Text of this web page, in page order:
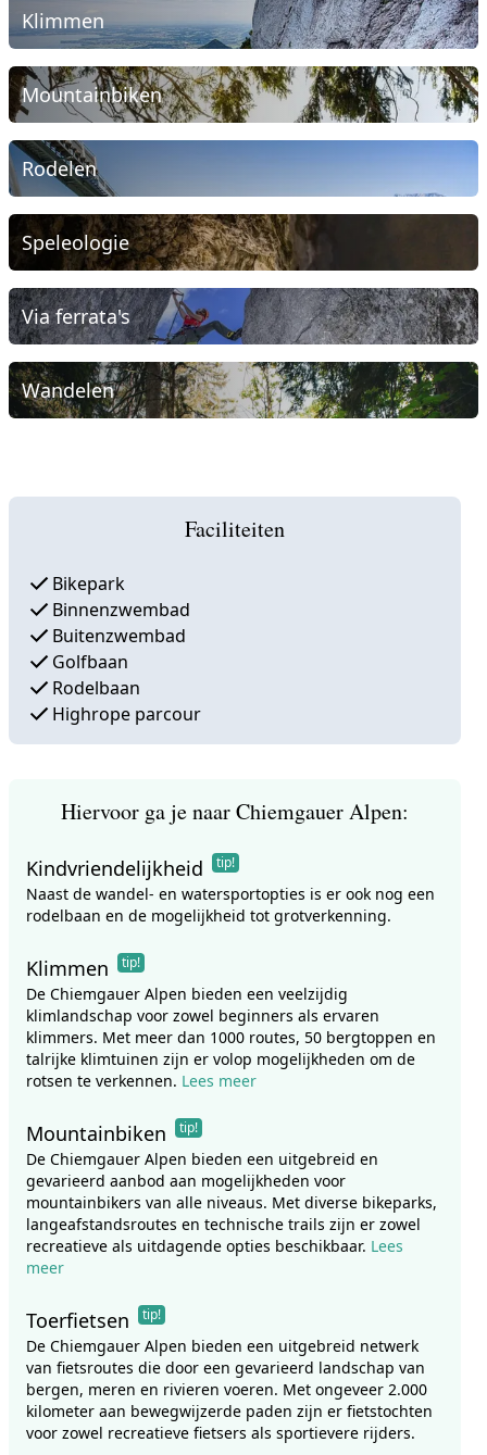
Klimmen
Mountainbiken
Rodelen
Speleologie
Via ferrata's
Wandelen
Faciliteiten
Bikepark
Binnenzwembad
Buitenzwembad
Golfbaan
Rodelbaan
Highrope parcour
Hiervoor ga je naar Chiemgauer Alpen:
Kindvriendelijkheid tip!
Naast de wandel- en watersportopties is er ook nog een
rodelbaan en de mogelijkheid tot grotverkenning.
Klimmen tip!
De Chiemgauer Alpen bieden een veelzijdig
klimlandschap voor zowel beginners als ervaren
klimmers. Met meer dan 1000 routes, 50 bergtoppen en
talrijke klimtuinen zijn er volop mogelijkheden om de
rotsen te verkennen. Lees meer
Mountainbiken tip!
De Chiemgauer Alpen bieden een uitgebreid en
gevarieerd aanbod aan mogelijkheden voor
mountainbikers van alle niveaus. Met diverse bikeparks,
langeafstandsroutes en technische trails zijn er zowel
recreatieve als uitdagende opties beschikbaar. Lees
meer
Toerfietsen tip!
De Chiemgauer Alpen bieden een uitgebreid netwerk
van fietsroutes die door een gevarieerd landschap van
bergen, meren en rivieren voeren. Met ongeveer 2.000
kilometer aan bewegwijzerde paden zijn er fietstochten
voor zowel recreatieve fietsers als sportievere rijders.